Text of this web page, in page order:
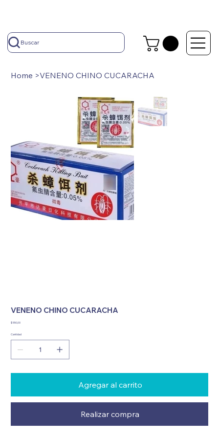
Buscar
Home >VENENO CHINO CUCARACHA
VENENO CHINO CUCARACHA
Precio
$ 550,00
Cantidad
Agregar al carrito
Realizar compra